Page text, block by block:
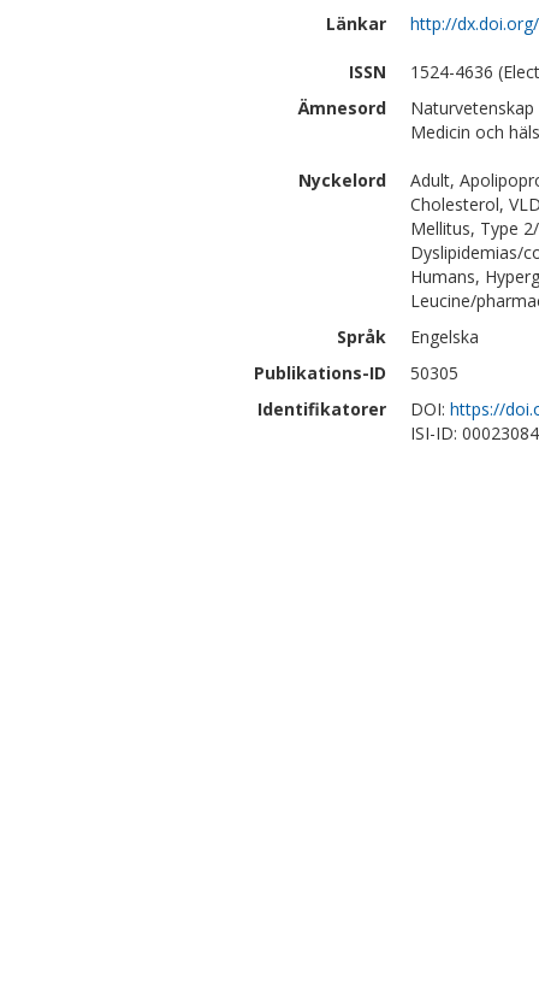
Länkar
http://
ISSN
1524-4636
Ämnesord
Medicin och
Nyckelord
Adult,
Cholesterol,
Mellitus, Type
Dyslipidemias/
Humans,
Leucine/
Språk
Engelska
Publikations-ID
50305
Identifikatorer
DOI: https://
ISI-ID: